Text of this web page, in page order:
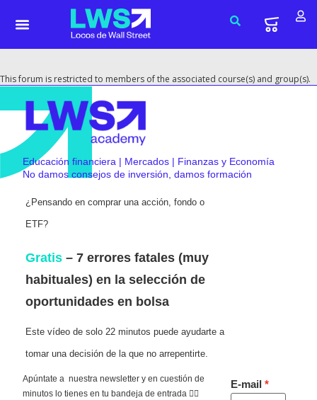
This forum is restricted to members of the associated course(s) and group(s).
Educación financiera | Mercados | Finanzas y Economía
No damos consejos de inversión, damos formación
¿Pensando en comprar una acción, fondo o
ETF?
Gratis – 7 errores fatales (muy
habituales) en la selección de
oportunidades en bolsa
Este vídeo de solo 22 minutos puede ayudarte a
tomar una decisión de la que no arrepentirte.
Apúntate a nuestra newsletter y en cuestión de
minutos lo tienes en tu bandeja de entrada 👇🏻
E-mail